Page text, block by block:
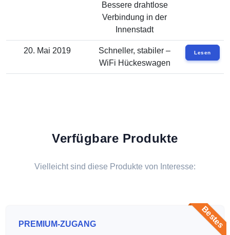
Bessere drahtlose
Verbindung in der
Innenstadt
20. Mai 2019
Schneller, stabiler –
WiFi Hückeswagen
Lesen
Verfügbare Produkte
Vielleicht sind diese Produkte von Interesse:
Bestes
PREMIUM-ZUGANG